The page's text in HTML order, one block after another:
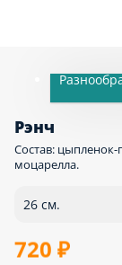
Рэнч
Состав: цыпленок-
моцарелла.
26 см.
720 ₽